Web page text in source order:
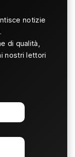
notizie
di qualità,
nostri lettori